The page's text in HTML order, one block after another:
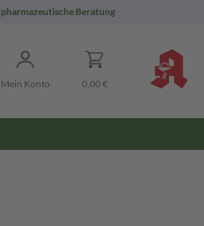
pharmazeutische Beratung
Mein Konto 0,00 €